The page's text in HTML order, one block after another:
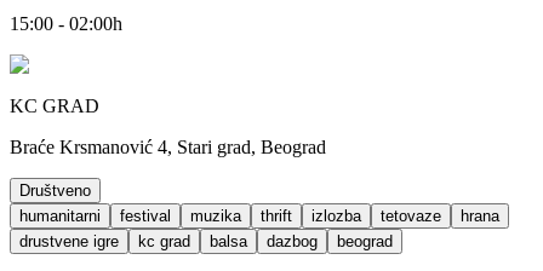
15:00 - 02:00h
KC GRAD
Braće Krsmanović 4, Stari grad, Beograd
Društveno
humanitarni
festival muzika thrift izlozba tetovaze
hrana
drustvene igre
kc grad balsa dazbog beograd